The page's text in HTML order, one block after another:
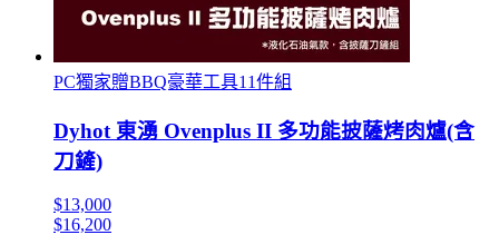
PC獨家贈BBQ豪華工具11件組
Dyhot 東湧 Ovenplus II 多功能披薩烤肉爐(含
刀鏟)
$13,000
$16,200